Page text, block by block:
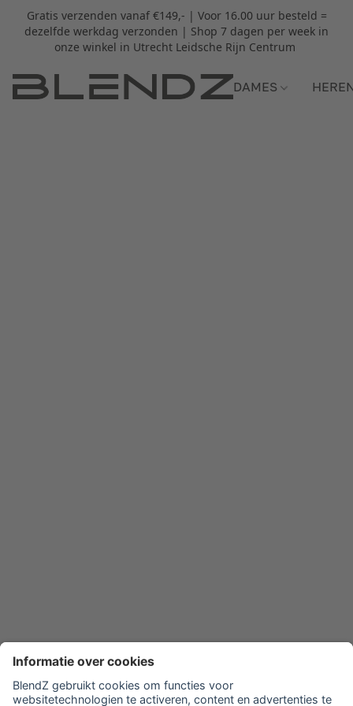
Gratis verzenden vanaf €149,- | Voor 16.00 uur besteld =
dezelfde werkdag verzonden | Shop 7 dagen per week in
onze winkel in Utrecht Leidsche Rijn Centrum
DAMES